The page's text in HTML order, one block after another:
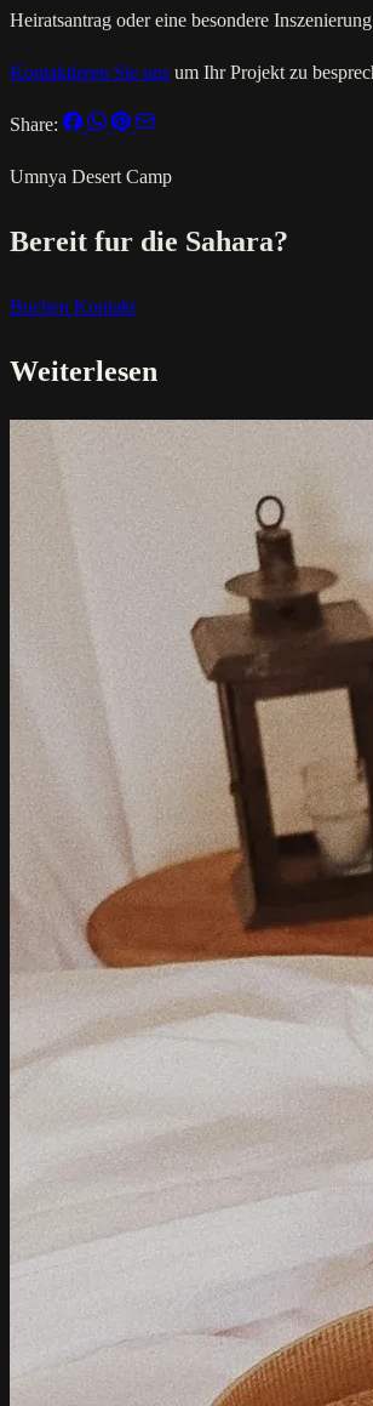
Heiratsantrag oder eine besondere
Kontaktieren Sie uns um Ihr Projekt zu
Share:
Umnya Desert Camp
Bereit fur die Sahara?
Buchen Kontakt
Weiterlesen